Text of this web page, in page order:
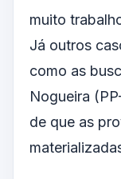
muito
Já outros
como as
Nogueira
de que as